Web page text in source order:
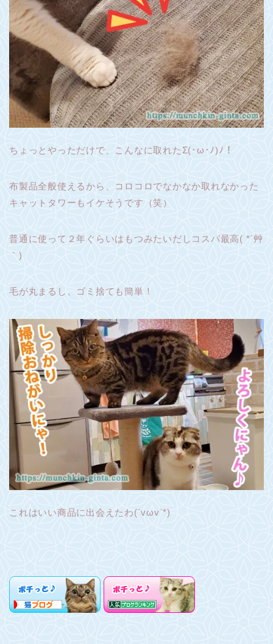
ちょっとやっただけで、こんなに取れたΣ(･ω･ﾉ)ﾉ！
布製品全般使えるから、コロコロでなかなか取れなかった
キャットタワーもイケそうです（笑）
普通に使って２年ぐらいはもつみたいだしコスパ最高( *´艸
｀)
毛が丸まるし、ゴミ捨ても簡単！
これはいい商品に出会えたわ(´vωv`*)